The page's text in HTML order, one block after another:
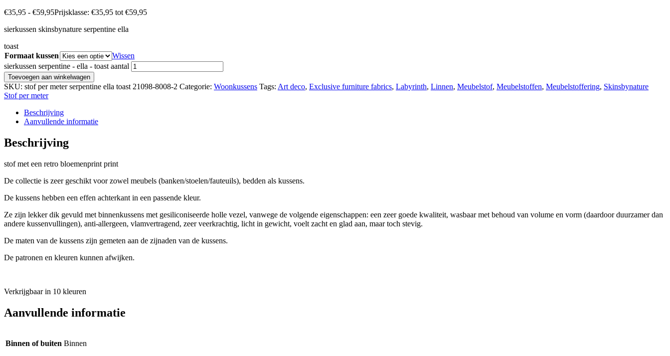
€35,95 - €59,95Prijsklasse: €35,95 tot €59,95
sierkussen skinsbynature serpentine ella
toast
Formaat kussen
Wissen
sierkussen serpentine - ella - toast aantal
Toevoegen aan winkelwagen
SKU: stof per meter serpentine ella toast 21098-8008-2 Categorie: Woonkussens Tags: Art deco, Exclusive furniture fabrics, Labyrinth, Linnen, Meubelstof, Meubelstoffen, Meubelstoffering, Skinsbynature
Stof per meter
Beschrijving
Aanvullende informatie
Beschrijving
stof met een retro bloemenprint print
De collectie is zeer geschikt voor zowel meubels (banken/stoelen/fauteuils), bedden als kussens.
De kussens hebben een effen achterkant in een passende kleur.
Ze zijn lekker dik gevuld met binnenkussens met gesiliconiseerde holle vezel, vanwege de volgende eigenschappen: een zeer goede kwaliteit, wasbaar met behoud van volume en vorm (daardoor duurzamer dan
andere kussenvullingen), anti-allergeen, vlamvertragend, zeer veerkrachtig, licht in gewicht, voelt zacht en glad aan, maar toch stevig.
De maten van de kussens zijn gemeten aan de zijnaden van de kussens.
De patronen en kleuren kunnen afwijken.
Verkrijgbaar in 10 kleuren
Aanvullende informatie
Binnen of buiten Binnen